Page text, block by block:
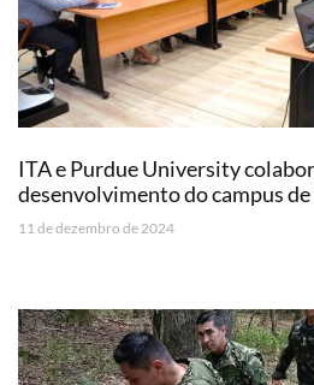
ITA e Purdue University
desenvolvimento do campus
11 de dezembro de 2024